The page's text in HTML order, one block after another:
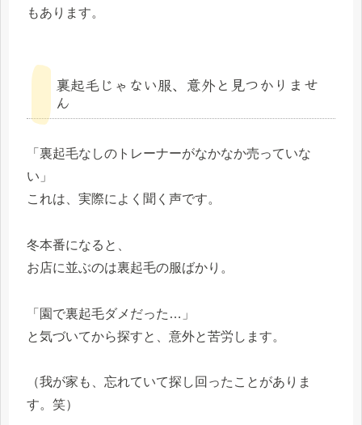
もあります。
裏起毛じゃない服、意外と見つかりませ
ん
「裏起毛なしのトレーナーがなかなか売っていな
い」
これは、実際によく聞く声です。
冬本番になると、
お店に並ぶのは裏起毛の服ばかり。
「園で裏起毛ダメだった…」
と気づいてから探すと、意外と苦労します。
（我が家も、忘れていて探し回ったことがありま
す。笑）